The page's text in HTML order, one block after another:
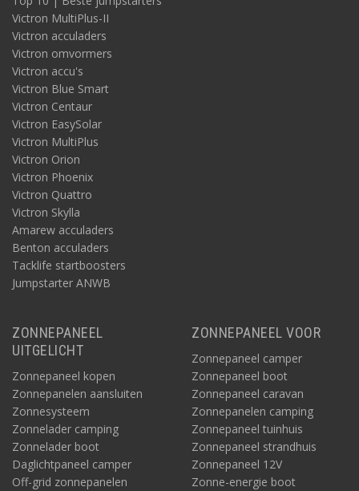
Victron MultiPlus-II
Victron acculaders
Victron omvormers
Victron accu's
Victron Blue Smart
Victron Centaur
Victron EasySolar
Victron MultiPlus
Victron Orion
Victron Phoenix
Victron Quattro
Victron Skylla
Amarew acculaders
Benton acculaders
Tacklife startboosters
Jumpstarter ANWB
ZONNEPANEEL
UITGELICHT
Zonnepaneel kopen
Zonnepanelen aansluiten
Zonnesysteem
Zonnelader camping
Zonnelader boot
Daglichtpaneel camper
Off-grid zonnepanelen
ZONNEPANEEL VOOR
Zonnepaneel camper
Zonnepaneel boot
Zonnepaneel caravan
Zonnepanelen camping
Zonnepaneel tuinhuis
Zonnepaneel strandhuis
Zonnepaneel 12V
Zonne-energie boot